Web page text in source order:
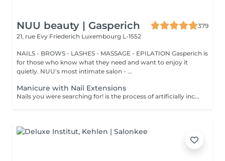
NUU beauty | Gasperich
379
21, rue Evy Friederich Luxembourg L-1552
NAILS - BROWS - LASHES - MASSAGE - EPILATION Gasperich is
for those who know what they need and want to enjoy it
quietly. NUU's most intimate salon - ...
Manicure with Nail Extensions
Nails you were searching for! is the process of artificially increasing the length of the nail using polygel material in order to correct the defects of the natural nail delamination and weakness of the nail plate. Our masters do edged, hardware, or combined manicure. How is polygel extension done? - removal of an old semi-permanent (if needed) - rough skin is removed - the shape of the nail plate is corrected - the cuticle and side ridges are corrected - polygel is applied - semi-permanent (gel) polish is applied - cuticle oil and hand cream are applied Age restrictions: recommended to do from 16 years. Post procedure recommendations: there are no post recommendations for this procedure. Frequency: once in 3 weeks.